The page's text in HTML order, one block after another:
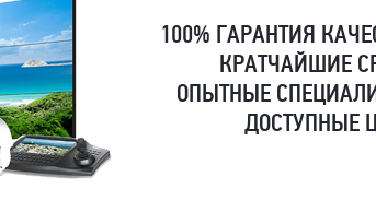
100% ГАРАНТИЯ
КРАТЧАЙШИЕ
ОПЫТНЫЕ
ДОСТУПНЫЕ